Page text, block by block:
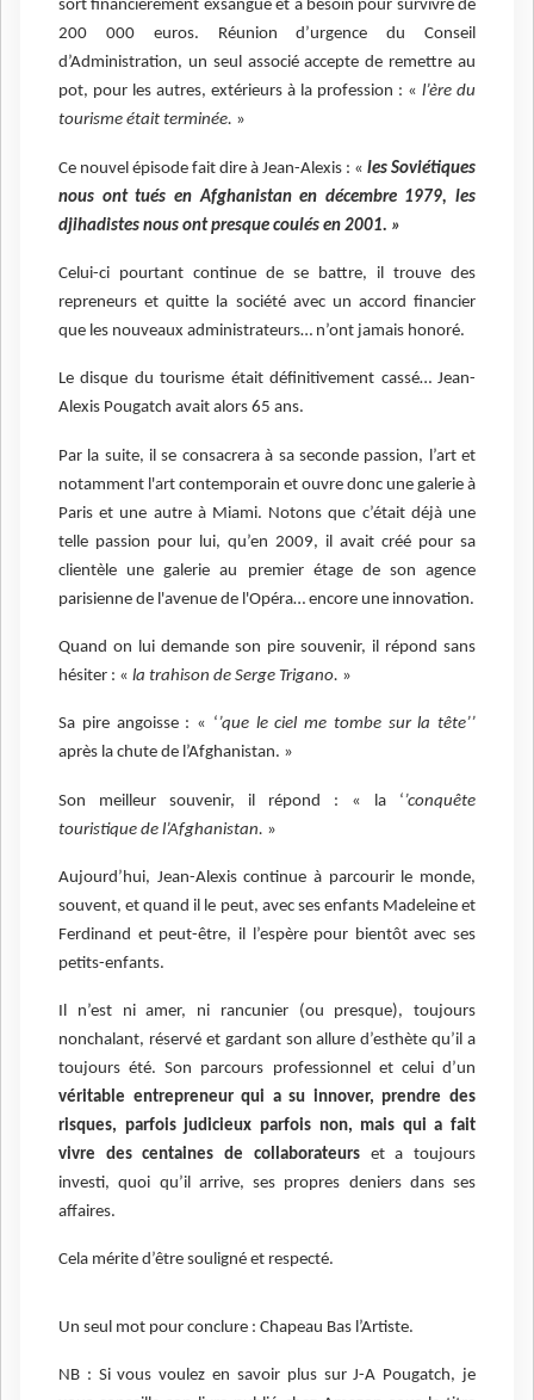
sort financièrement exsangue et à besoin pour survivre de
200 000 euros. Réunion d’urgence du Conseil
d’Administration, un seul associé accepte de remettre au
pot, pour les autres, extérieurs à la profession : « l’ère du
tourisme était terminée. »
Ce nouvel épisode fait dire à Jean-Alexis : « les Soviétiques
nous ont tués en Afghanistan en décembre 1979, les
djihadistes nous ont presque coulés en 2001. »
Celui-ci pourtant continue de se battre, il trouve des
repreneurs et quitte la société avec un accord financier
que les nouveaux administrateurs… n’ont jamais honoré.
Le disque du tourisme était définitivement cassé… Jean-
Alexis Pougatch avait alors 65 ans.
Par la suite, il se consacrera à sa seconde passion, l’art et
notamment l'art contemporain et ouvre donc une galerie à
Paris et une autre à Miami. Notons que c’était déjà une
telle passion pour lui, qu’en 2009, il avait créé pour sa
clientèle une galerie au premier étage de son agence
parisienne de l'avenue de l'Opéra… encore une innovation.
Quand on lui demande son pire souvenir, il répond sans
hésiter : « la trahison de Serge Trigano. »
Sa pire angoisse : « ‘’que le ciel me tombe sur la tête’’
après la chute de l’Afghanistan. »
Son meilleur souvenir, il répond : « la ‘’conquête
touristique de l’Afghanistan. »
Aujourd’hui, Jean-Alexis continue à parcourir le monde,
souvent, et quand il le peut, avec ses enfants Madeleine et
Ferdinand et peut-être, il l’espère pour bientôt avec ses
petits-enfants.
Il n’est ni amer, ni rancunier (ou presque), toujours
nonchalant, réservé et gardant son allure d’esthète qu’il a
toujours été. Son parcours professionnel et celui d’un
véritable entrepreneur qui a su innover, prendre des
risques, parfois judicieux parfois non, mais qui a fait
vivre des centaines de collaborateurset a toujours
investi, quoi qu’il arrive, ses propres deniers dans ses
affaires.
Cela mérite d’être souligné et respecté.
Un seul mot pour conclure : Chapeau Bas l’Artiste.
NB : Si vous voulez en savoir plus sur J-A Pougatch, je